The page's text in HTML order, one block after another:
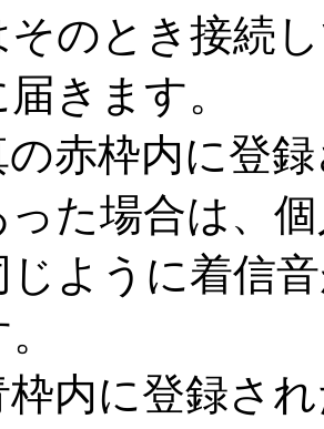
そのとき接続
きます。
の赤枠内に登
た場合は、
じように着信
枠内に登録さ